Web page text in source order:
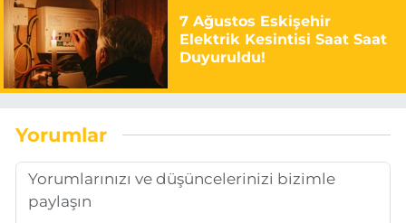
7 Ağustos Eskişehir
Elektrik Kesintisi Saat Saat
Duyuruldu!
Yorumlar